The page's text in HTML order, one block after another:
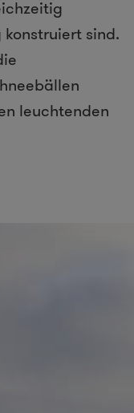
sind.
leuchtenden